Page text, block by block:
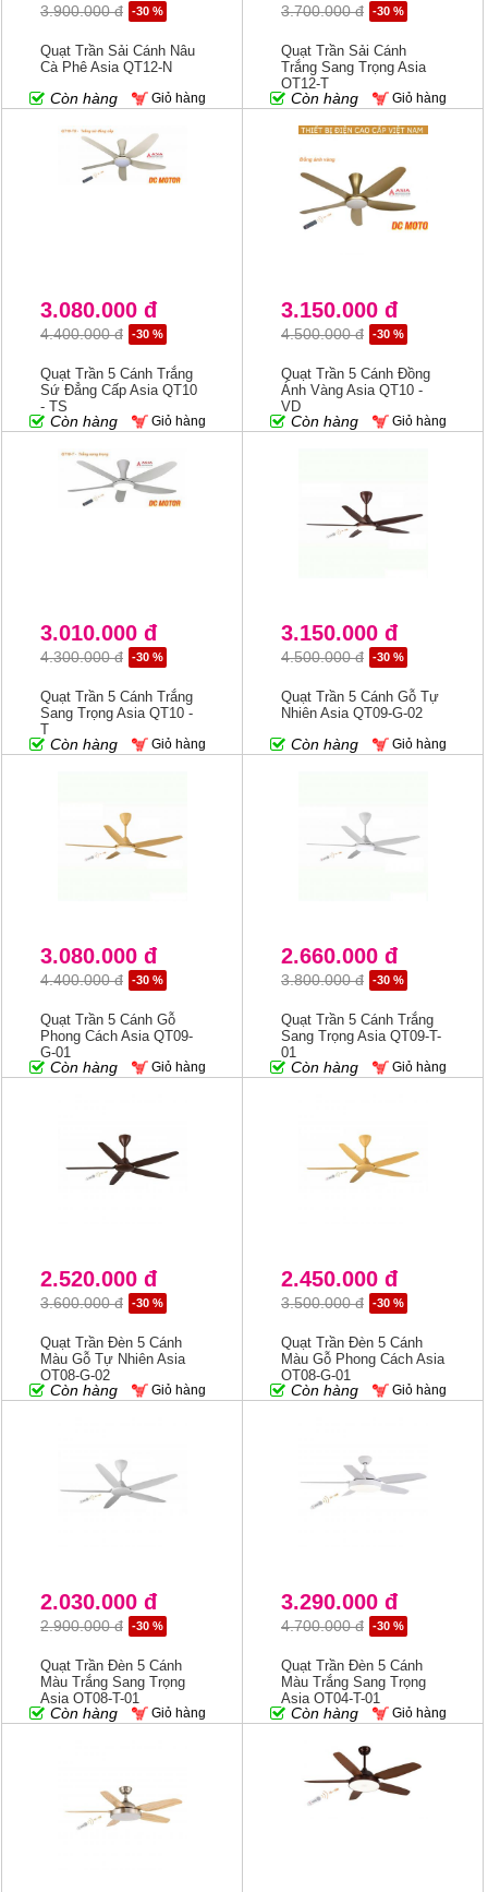
3.900.000 đ -30 %
Quạt Trần Sải Cánh Nâu
Cà Phê Asia QT12-N
Còn hàng Giỏ hàng
3.700.000 đ -30 %
Quạt Trần Sải Cánh
Trắng Sang Trọng Asia
QT12-T
Còn hàng Giỏ hàng
3.080.000 đ
4.400.000 đ -30 %
Quạt Trần 5 Cánh Trắng
Sứ Đẳng Cấp Asia QT10
- TS
Còn hàng Giỏ hàng
3.150.000 đ
4.500.000 đ -30 %
Quạt Trần 5 Cánh Đồng
Ánh Vàng Asia QT10 -
VD
Còn hàng Giỏ hàng
3.010.000 đ
4.300.000 đ -30 %
Quạt Trần 5 Cánh Trắng
Sang Trọng Asia QT10 -
T
Còn hàng Giỏ hàng
3.150.000 đ
4.500.000 đ -30 %
Quạt Trần 5 Cánh Gỗ Tự
Nhiên Asia QT09-G-02
Còn hàng Giỏ hàng
3.080.000 đ
4.400.000 đ -30 %
Quạt Trần 5 Cánh Gỗ
Phong Cách Asia QT09-
G-01
Còn hàng Giỏ hàng
2.660.000 đ
3.800.000 đ -30 %
Quạt Trần 5 Cánh Trắng
Sang Trọng Asia QT09-T-
01
Còn hàng Giỏ hàng
2.520.000 đ
3.600.000 đ -30 %
Quạt Trần Đèn 5 Cánh
Màu Gỗ Tự Nhiên Asia
QT08-G-02
Còn hàng Giỏ hàng
2.450.000 đ
3.500.000 đ -30 %
Quạt Trần Đèn 5 Cánh
Màu Gỗ Phong Cách Asia
QT08-G-01
Còn hàng Giỏ hàng
2.030.000 đ
2.900.000 đ -30 %
Quạt Trần Đèn 5 Cánh
Màu Trắng Sang Trọng
Asia QT08-T-01
Còn hàng Giỏ hàng
3.290.000 đ
4.700.000 đ -30 %
Quạt Trần Đèn 5 Cánh
Màu Trắng Sang Trọng
Asia QT04-T-01
Còn hàng Giỏ hàng